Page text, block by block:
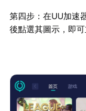
第四步：在UU加速
後點選其圖示，即可